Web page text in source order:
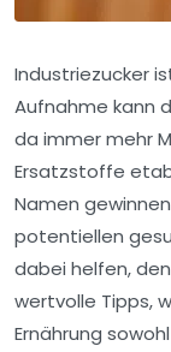
Industriezucker
Aufnahme kann
da immer mehr
Ersatzstoffe
Namen
potentiellen
dabei helfen,
wertvolle Tipps,
Ernährung